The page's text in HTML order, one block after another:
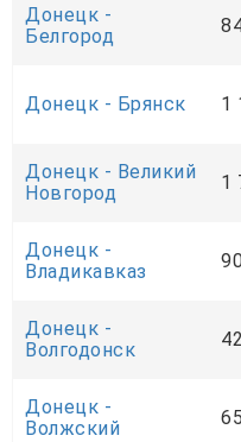
Донецк -
Белгород
Донецк - Брянск 1
Донецк - Великий
Новгород
1
Донецк -
Владикавказ
Донецк -
Волгодонск
Донецк -
Волжский